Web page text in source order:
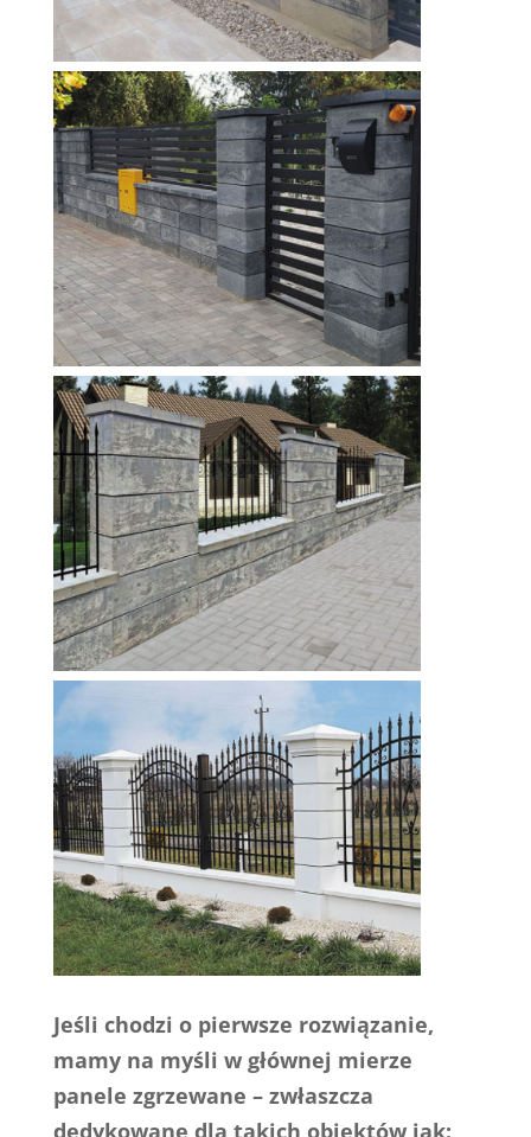
Jeśli chodzi o pierwsze rozwiązanie,
mamy na myśli w głównej mierze
panele zgrzewane – zwłaszcza